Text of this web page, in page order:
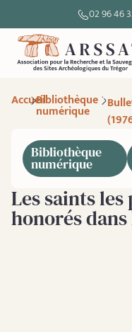
02 96 46
AccueilBibliothèque
numérique
Bibliothèque
numérique
Les saints les
honorés